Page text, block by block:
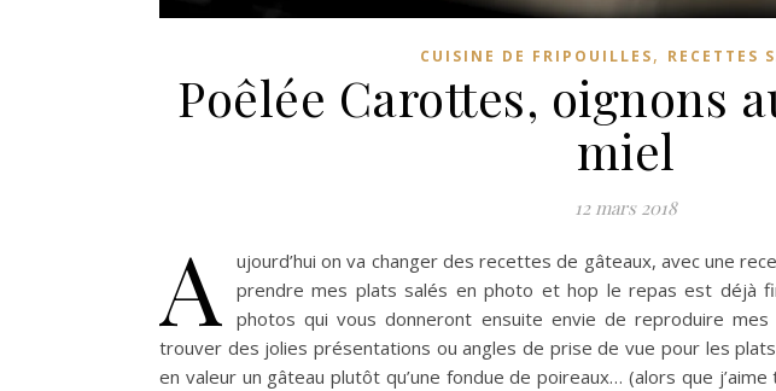
CUISINE DE FRIPOUILLES, RECETTES
Poêlée Carottes, oignons
miel
12 mars 2018
A
ujourd’hui on va changer des recettes de gâteaux, avec une
prendre mes plats salés en photo et hop le repas est déjà
photos qui vous donneront ensuite envie de reproduire
trouver des jolies présentations ou angles de prise de vue pour les
en valeur un gâteau plutôt qu’une fondue de poireaux… (alors que